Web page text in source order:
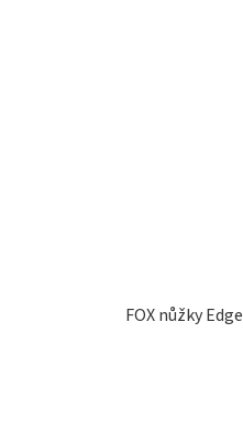
FOX nůžky